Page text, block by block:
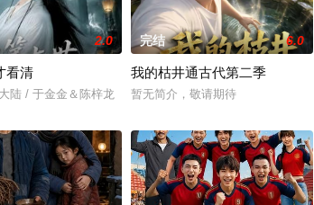
2.0
看清
陆 / 于金金＆陈梓龙
完结 6.0
我的枯井通古代第二季
暂无简介，敬请期待